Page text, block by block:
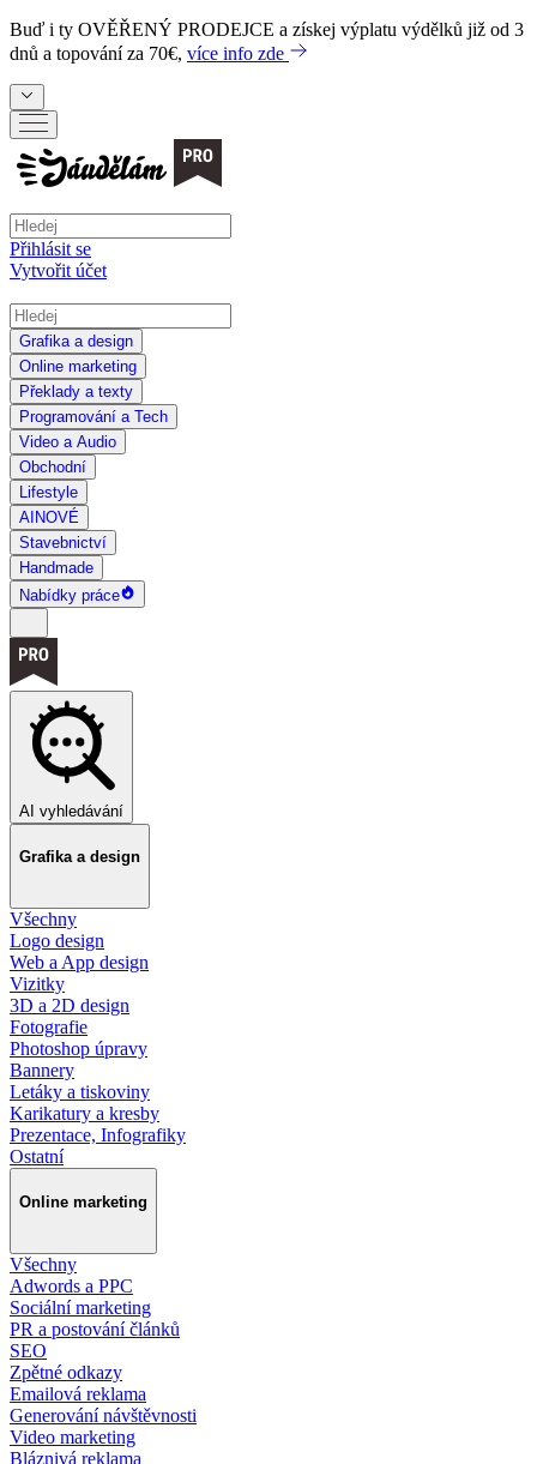
Buď i ty OVĚŘENÝ PRODEJCE a získej výplatu výdělků již od 3
dnů a topování za 70€, více info zde
Přihlásit se
Vytvořit účet
Grafika a design
Online marketing
Překlady a texty
Programování a Tech
Video a Audio
Obchodní
Lifestyle
AI NOVÉ
Stavebnictví
Handmade
Nabídky práce
AI vyhledávání
Grafika a design
Všechny
Logo design
Web a App design
Vizitky
3D a 2D design
Fotografie
Photoshop úpravy
Bannery
Letáky a tiskoviny
Karikatury a kresby
Prezentace, Infografiky
Ostatní
Online marketing
Všechny
Adwords a PPC
Sociální marketing
PR a postování článků
SEO
Zpětné odkazy
Emailová reklama
Generování návštěvnosti
Video marketing
Bláznivá reklama